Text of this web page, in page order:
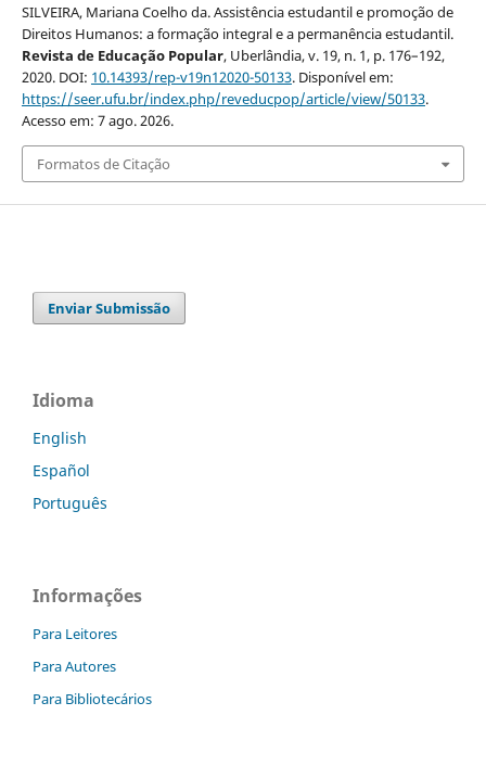
SILVEIRA, Mariana Coelho da. Assistência estudantil e promoção de
Direitos Humanos: a formação integral e a permanência estudantil.
Revista de Educação Popular, Uberlândia, v. 19, n. 1, p. 176–192,
2020. DOI: 10.14393/rep-v19n12020-50133. Disponível em:
https://seer.ufu.br/index.php/reveducpop/article/view/50133.
Acesso em: 7 ago. 2026.
Formatos de Citação
Enviar Submissão
Idioma
English
Español
Português
Informações
Para Leitores
Para Autores
Para Bibliotecários